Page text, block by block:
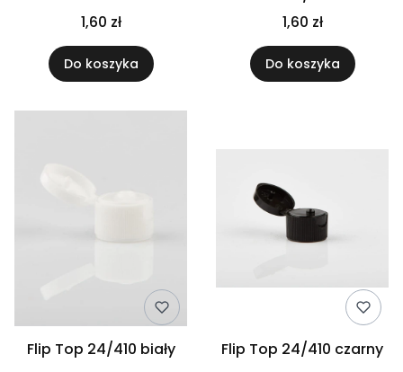
1,60 zł
Do koszyka
1,60 zł
Do koszyka
Flip Top 24/410 biały Flip Top 24/410 czarny